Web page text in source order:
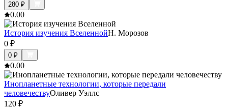
280 ₽
0.00
История изучения ВселеннойН. Морозов
0 ₽
0 ₽
0.00
Инопланетные технологии, которые передали
человечествуОливер Уэллс
120 ₽